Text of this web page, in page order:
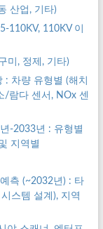
산업, 기타)
110KV, 110KV 이
미, 정제, 기타)
차량 유형별 (해치
/람다 센서, NOx 센
-2033년 : 유형별
지역별
측 (~2032년) : 타
스템 설계), 지역